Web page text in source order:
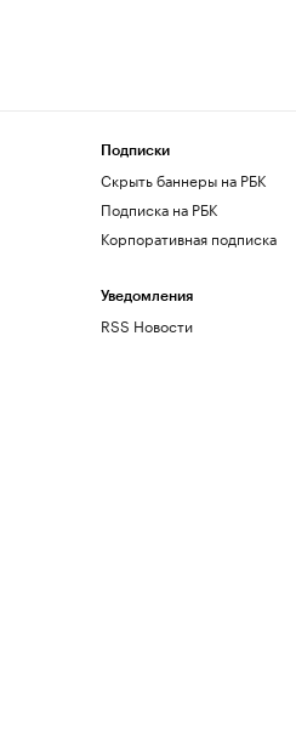
Подписки
Скрыть баннеры на РБК
Подписка на РБК
Корпоративная подписка
Уведомления
RSS Новости